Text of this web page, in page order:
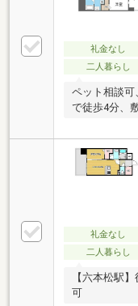
礼金なし
二人暮らし
ペット相談可
で徒歩4分、
礼金なし
二人暮らし
【六本松駅
可